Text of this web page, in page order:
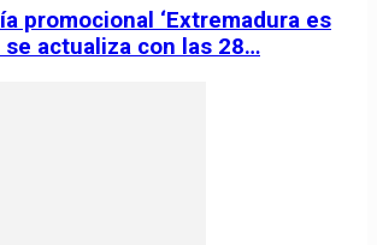
promocional ‘Extremadura es
se actualiza con las 28…